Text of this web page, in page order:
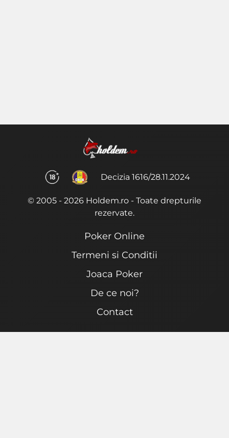
Decizia 1616/28.11.2024
© 2005 - 2026 Holdem.ro - Toate drepturile
rezervate.
Poker Online
Termeni si Conditii
Joaca Poker
De ce noi?
Contact